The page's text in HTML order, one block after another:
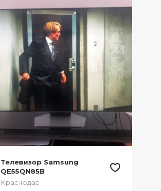
Телевизор Samsung
QE55QN85B
Краснодар